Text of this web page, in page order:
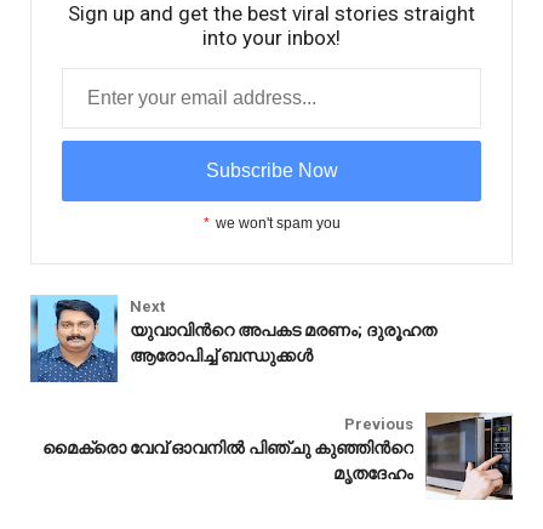
Sign up and get the best viral stories straight
into your inbox!
* we won't spam you
Next
യുവാവിന്‍റെ അപകട മരണം; ദുരൂഹത
ആരോപിച്ച് ബന്ധുക്കൾ
Previous
മൈക്രൊ വേവ് ഓവനിൽ പിഞ്ചു കുഞ്ഞിന്‍റെ
മൃതദേഹം